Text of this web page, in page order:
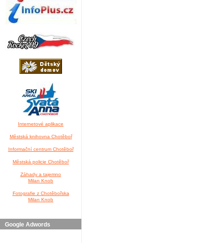
Internetové aplikace
Městská knihovna Chotěboř
Informační centrum Chotěboř
Městská policie Chotěboř
Záhady a tajemno
Milan Knob
Fotografie z Chotěbořska
Milan Knob
Google Adwords